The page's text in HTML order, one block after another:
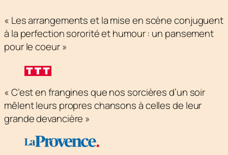
« Les arrangements et la mise en scène conjuguent
à la perfection sororité et humour : un pansement
pour le coeur »
« C’est en frangines que nos sorcières d’un soir
mêlent leurs propres chansons à celles de leur
grande devancière »